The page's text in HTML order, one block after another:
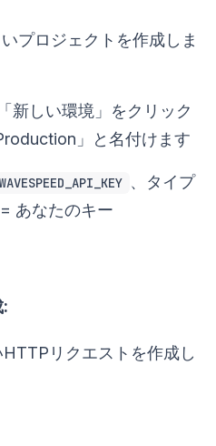
プロジェクトを作成しま
新しい環境」をクリック
」と名付けます
WAVESPEED_API_KEY 、タイプ
あなたのキー
リクエストを作成し